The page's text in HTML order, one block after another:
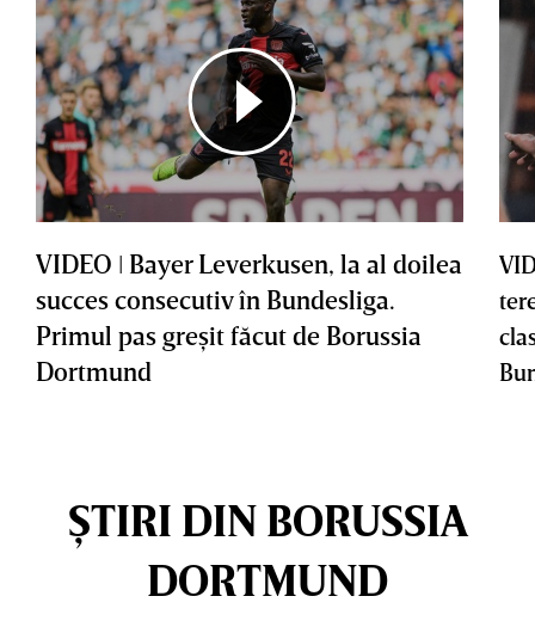
VIDEO ǀ Bayer Leverkusen, la al doilea
succes consecutiv în Bundesliga.
Primul pas greşit făcut de Borussia
Dortmund
ȘTIRI DIN BORUSSIA
DORTMUND